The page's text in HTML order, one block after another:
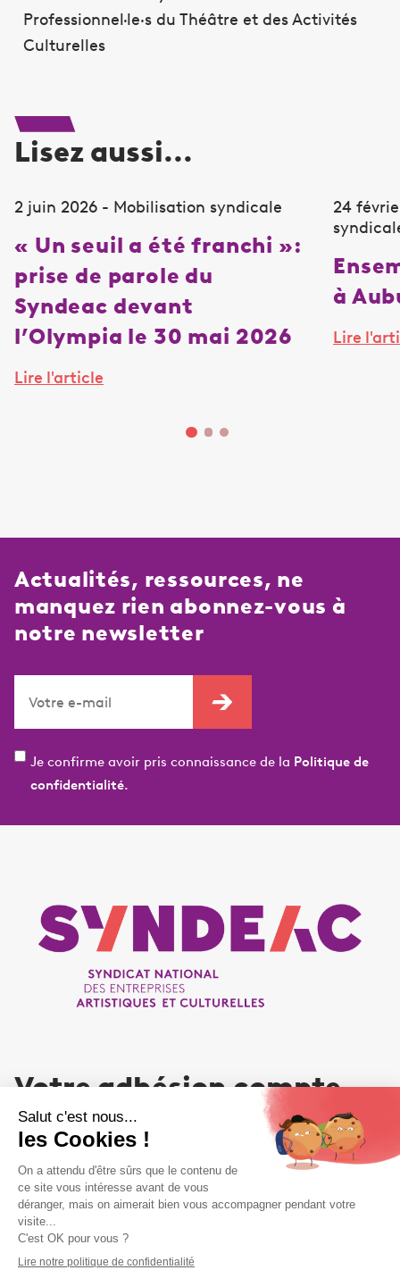
Professionnel·le·s du Théâtre et des Activités
Culturelles
Lisez aussi...
2 juin 2026 - Mobilisation syndicale
« Un seuil a été franchi »:
prise de parole du
Syndeac devant
l’Olympia le 30 mai 2026
Lire l'article
24
à
Lire
Actualités, ressources, ne
manquez rien abonnez-vous à
notre newsletter
Je confirme avoir pris connaissance de la Politique de
confidentialité.
Votre adhésion compte
NOUS REJOINDRE
Liens utiles